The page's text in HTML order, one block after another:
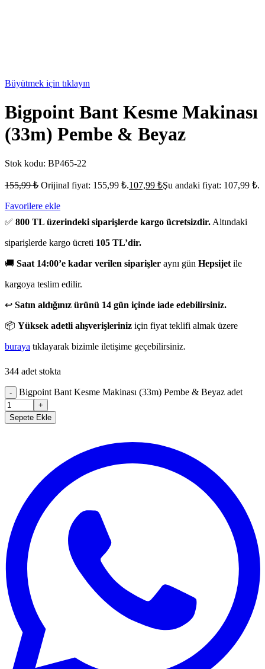
Büyütmek için tıklayın
Bigpoint Bant Kesme Makinası
(33m) Pembe & Beyaz
Stok kodu: BP465-22
155,99₺ Orijinal fiyat: 155,99 ₺.107,99 ₺Şu andaki fiyat: 107,99 ₺.
Favorilere ekle
✅ 800 TL üzerindeki siparişlerde kargo ücretsizdir. Altındaki
siparişlerde kargo ücreti 105 TL’dir.
🚚 Saat 14:00’e kadar verilen siparişler aynı gün Hepsijet ile
kargoya teslim edilir.
↩️ Satın aldığınız ürünü 14 gün içinde iade edebilirsiniz.
📦 Yüksek adetli alışverişleriniz için fiyat teklifi almak üzere
buraya tıklayarak bizimle iletişime geçebilirsiniz.
344 adet stokta
- Bigpoint Bant Kesme Makinası (33m) Pembe & Beyaz adet
+
Sepete Ekle